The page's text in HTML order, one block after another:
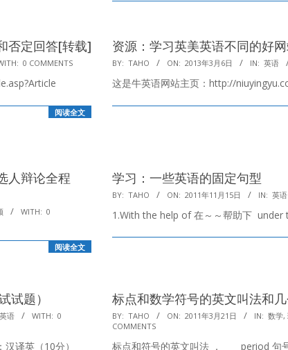
否定回答[转载]
0 COMMENTS
阅读全文
资源：学习英美英语不同的好
2013-
03-
BY: TAHO ON: 2013年3月6日 IN: 英语
这是牛英语网站主页：http://
人辩论全程
WITH: 0
阅读全文
学习：一些英语的固定句型
2011-
11-
BY: TAHO ON: 2011年11月15日 IN: 英语
1.With the help of 在～～帮助下 under
试题）
英语 WITH: 0
汉译英（10分）
标点和数学符号的英文叫法和
2011-
03-
BY: TAHO ON: 2011年3月21日 IN: 数学,
COMMENTS
标点和符号的英文叫法 ． period